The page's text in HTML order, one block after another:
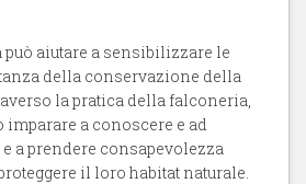
aiutare a sensibilizzare le
della conservazione della
la pratica della falconeria,
a conoscere e ad
a prendere consapevolezza
il loro habitat naturale.